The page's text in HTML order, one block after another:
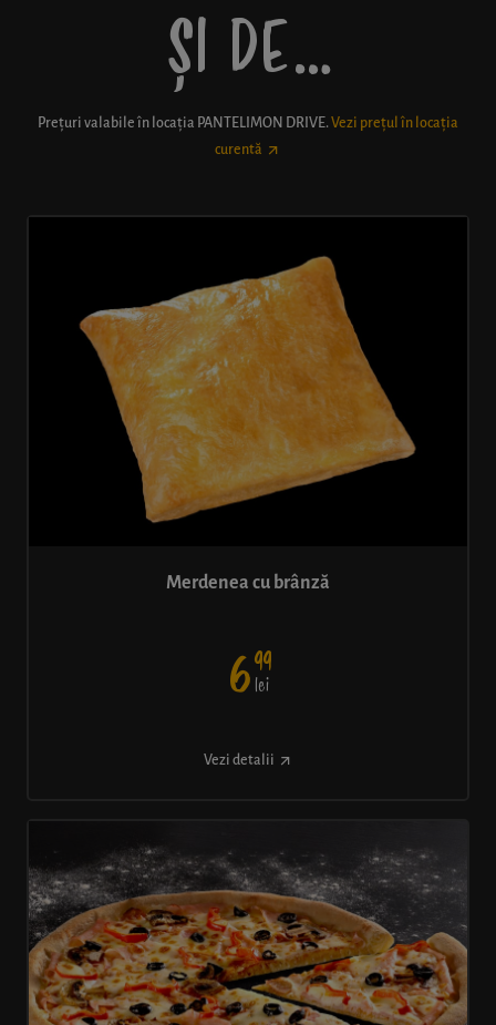
ȘI DE…
Prețuri valabile în locația PANTELIMON DRIVE. Vezi prețul în locația
curentă
Merdenea cu brânză
699
lei
Vezi detalii